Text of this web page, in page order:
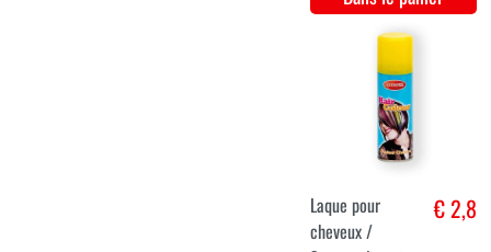
Noir pour les
Dans le panier